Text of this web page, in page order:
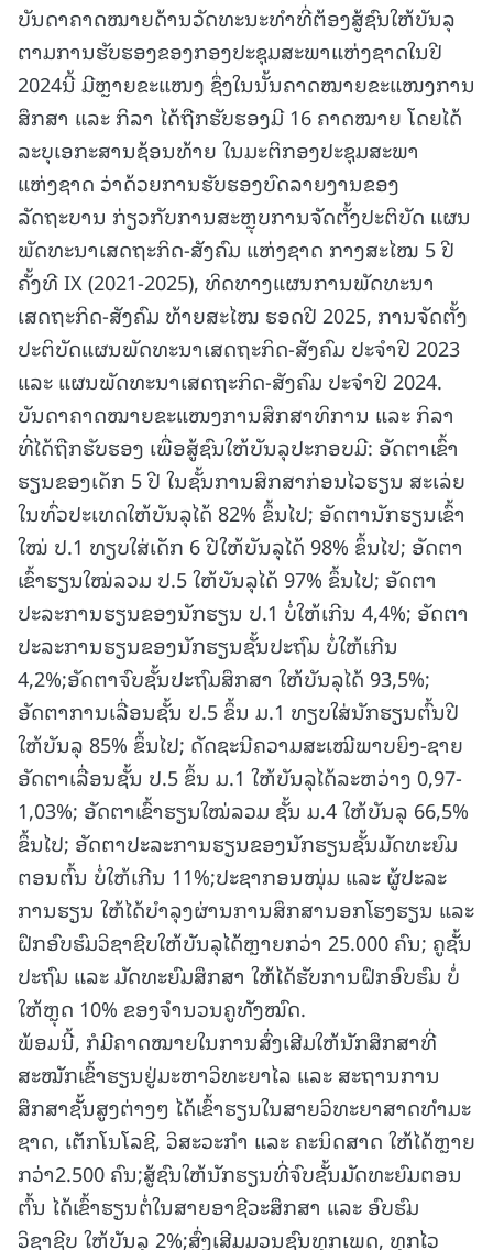
ບັນດາຄາດໝາຍດ້ານວັດທະນະທໍາທີ່ຕ້ອງສູ້ຊົນໃຫ້ບັນລຸ
ຕາມການຮັບຮອງຂອງກອງປະຊຸມສະພາແຫ່ງຊາດໃນປີ
2024ນີ້ ມີຫຼາຍຂະແໜງ ຊຶ່ງໃນນັ້ນຄາດໝາຍຂະແໜງການ
ສຶກສາ ແລະ ກິລາ ໄດ້ຖືກຮັບຮອງມີ 16 ຄາດໝາຍ ໂດຍໄດ້
ລະບຸເອກະສານຊ້ອນທ້າຍ ໃນມະຕິກອງປະຊຸມສະພາ
ແຫ່ງຊາດ ວ່າດ້ວຍການຮັບຮອງບົດລາຍງານຂອງ
ລັດຖະບານ ກ່ຽວກັບການສະຫຼຸບການຈັດຕັ້ງປະຕິບັດ ແຜນ
ພັດທະນາເສດຖະກິດ-ສັງຄົມ ແຫ່ງຊາດ ກາງສະໄໝ 5 ປີ
ຄັ້ງທີ IX (2021-2025), ທິດທາງແຜນການພັດທະນາ
ເສດຖະກິດ-ສັງຄົມ ທ້າຍສະໄໝ ຮອດປີ 2025, ການຈັດຕັ້ງ
ປະຕິບັດແຜນພັດທະນາເສດຖະກິດ-ສັງຄົມ ປະຈໍາປີ 2023
ແລະ ແຜນພັດທະນາເສດຖະກິດ-ສັງຄົມ ປະຈໍາປີ 2024.
ບັນດາຄາດໝາຍຂະແໜງການສຶກສາທິການ ແລະ ກິລາ
ທີ່ໄດ້ຖືກຮັບຮອງ ເພື່ອສູ້ຊົນໃຫ້ບັນລຸປະກອບມີ: ອັດຕາເຂົ້າ
ຮຽນຂອງເດັກ 5 ປີ ໃນຊັ້ນການສຶກສາກ່ອນໄວຮຽນ ສະເລ່ຍ
ໃນທົ່ວປະເທດໃຫ້ບັນລຸໄດ້ 82% ຂຶ້ນໄປ; ອັດຕານັກຮຽນເຂົ້າ
ໃໝ່ ປ.1 ທຽບໃສ່ເດັກ 6 ປີໃຫ້ບັນລຸໄດ້ 98% ຂຶ້ນໄປ; ອັດຕາ
ເຂົ້າຮຽນໃໝ່ລວມ ປ.5 ໃຫ້ບັນລຸໄດ້ 97% ຂຶ້ນໄປ; ອັດຕາ
ປະລະການຮຽນຂອງນັກຮຽນ ປ.1 ບໍ່ໃຫ້ເກີນ 4,4%; ອັດຕາ
ປະລະການຮຽນຂອງນັກຮຽນຊັ້ນປະຖົມ ບໍ່ໃຫ້ເກີນ
4,2%;ອັດຕາຈົບຊັ້ນປະຖົມສຶກສາ ໃຫ້ບັນລຸໄດ້ 93,5%;
ອັດຕາການເລື່ອນຊັ້ນ ປ.5 ຂຶ້ນ ມ.1 ທຽບໃສ່ນັກຮຽນຕົ້ນປີ
ໃຫ້ບັນລຸ 85% ຂຶ້ນໄປ; ດັດຊະນີຄວາມສະເໝີພາບຍິງ-ຊາຍ
ອັດຕາເລື່ອນຊັ້ນ ປ.5 ຂຶ້ນ ມ.1 ໃຫ້ບັນລຸໄດ້ລະຫວ່າງ 0,97-
1,03%; ອັດຕາເຂົ້າຮຽນໃໝ່ລວມ ຊັ້ນ ມ.4 ໃຫ້ບັນລຸ 66,5%
ຂຶ້ນໄປ; ອັດຕາປະລະການຮຽນຂອງນັກຮຽນຊັ້ນມັດທະຍົມ
ຕອນຕົ້ນ ບໍ່ໃຫ້ເກີນ 11%;ປະຊາກອນໜຸ່ມ ແລະ ຜູ້ປະລະ
ການຮຽນ ໃຫ້ໄດ້ບໍາລຸງຜ່ານການສຶກສານອກໂຮງຮຽນ ແລະ
ຝຶກອົບຮົມວິຊາຊີບໃຫ້ບັນລຸໄດ້ຫຼາຍກວ່າ 25.000 ຄົນ; ຄູຊັ້ນ
ປະຖົມ ແລະ ມັດທະຍົມສຶກສາ ໃຫ້ໄດ້ຮັບການຝຶກອົບຮົມ ບໍ່
ໃຫ້ຫຼຸດ 10% ຂອງຈໍານວນຄູທັງໝົດ.
ພ້ອມນີ້, ກໍມີຄາດໝາຍໃນການສົ່ງເສີມໃຫ້ນັກສຶກສາທີ່
ສະໝັກເຂົ້າຮຽນຢູ່ມະຫາວິທະຍາໄລ ແລະ ສະຖານການ
ສຶກສາຊັ້ນສູງຕ່າງໆ ໄດ້ເຂົ້າຮຽນໃນສາຍວິທະຍາສາດທໍາມະ
ຊາດ, ເຕັກໂນໂລຊີ, ວິສະວະກໍາ ແລະ ຄະນິດສາດ ໃຫ້ໄດ້ຫຼາຍ
ກວ່າ2.500 ຄົນ;ສູ້ຊົນໃຫ້ນັກຮຽນທີ່ຈົບຊັ້ນມັດທະຍົມຕອນ
ຕົ້ນ ໄດ້ເຂົ້າຮຽນຕໍ່ໃນສາຍອາຊີວະສຶກສາ ແລະ ອົບຮົມ
ວິຊາຊີບ ໃຫ້ບັນລຸ 2%;ສົ່ງເສີມມວນຊົນທຸກເພດ, ທຸກໄວ